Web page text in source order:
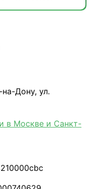
Дону, ул.
в Москве и Санкт-